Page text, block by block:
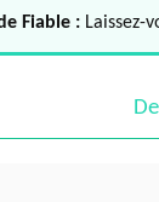
Fiable : Laissez-